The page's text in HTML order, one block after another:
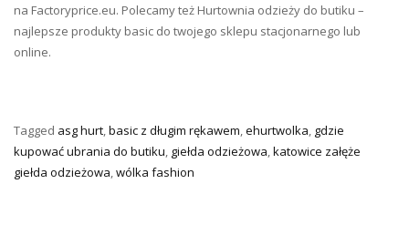
na Factoryprice.eu. Polecamy też Hurtownia odzieży do butiku –
najlepsze produkty basic do twojego sklepu stacjonarnego lub
online.
Tagged asg hurt basic z długim rękawem ehurtwolka gdzie
kupować ubrania do butiku giełda odzieżowa katowice załęże
giełda odzieżowa wólka fashion